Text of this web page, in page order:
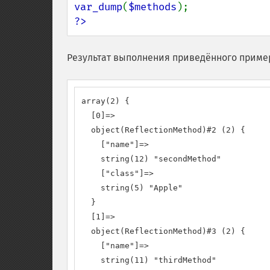
var_dump($methods
?>
Результат выполнения приведённого
array(2) {
  [0]=>
  object(ReflectionMethod)#2 (2) {
    ["name"]=>
    string(12) "secondMethod"
    ["class"]=>
    string(5) "Apple"
  }
  [1]=>
  object(ReflectionMethod)#3 (2) {
    ["name"]=>
    string(11) "thirdMethod"